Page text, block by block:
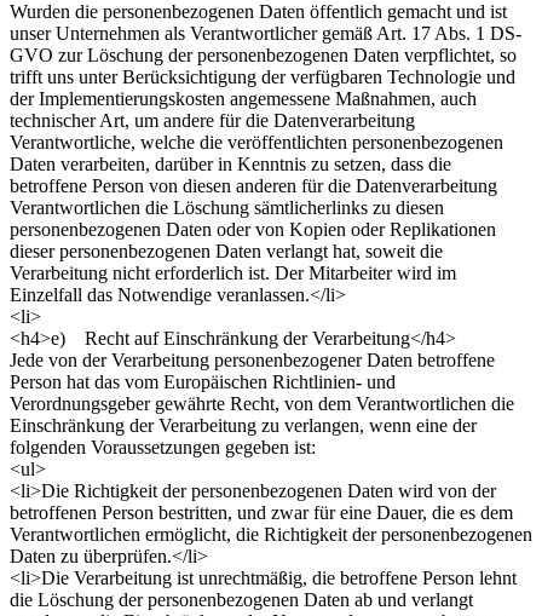
Wurden die personenbezogenen Daten öffentlich gemacht und ist
unser Unternehmen als Verantwortlicher gemäß Art. 17 Abs. 1 DS-
GVO zur Löschung der personenbezogenen Daten verpflichtet, so
trifft uns unter Berücksichtigung der verfügbaren Technologie und
der Implementierungskosten angemessene Maßnahmen, auch
technischer Art, um andere für die Datenverarbeitung
Verantwortliche, welche die veröffentlichten personenbezogenen
Daten verarbeiten, darüber in Kenntnis zu setzen, dass die
betroffene Person von diesen anderen für die Datenverarbeitung
Verantwortlichen die Löschung sämtlicherlinks zu diesen
personenbezogenen Daten oder von Kopien oder Replikationen
dieser personenbezogenen Daten verlangt hat, soweit die
Verarbeitung nicht erforderlich ist. Der Mitarbeiter wird im
Einzelfall das Notwendige veranlassen.</li>
<li>
<h4>e) Recht auf Einschränkung der Verarbeitung</h4>
Jede von der Verarbeitung personenbezogener Daten betroffene
Person hat das vom Europäischen Richtlinien- und
Verordnungsgeber gewährte Recht, von dem Verantwortlichen die
Einschränkung der Verarbeitung zu verlangen, wenn eine der
folgenden Voraussetzungen gegeben ist:
<ul>
<li>Die Richtigkeit der personenbezogenen Daten wird von der
betroffenen Person bestritten, und zwar für eine Dauer, die es dem
Verantwortlichen ermöglicht, die Richtigkeit der personenbezogenen
Daten zu überprüfen.</li>
<li>Die Verarbeitung ist unrechtmäßig, die betroffene Person lehnt
die Löschung der personenbezogenen Daten ab und verlangt